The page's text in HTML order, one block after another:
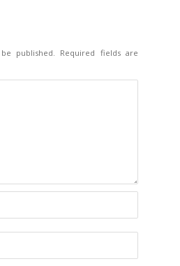
published.
Required fields are